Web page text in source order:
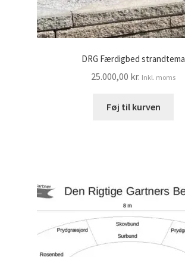
DRG Færdigbed strandtema
25.000,00 kr. Inkl. moms
Føj til kurven